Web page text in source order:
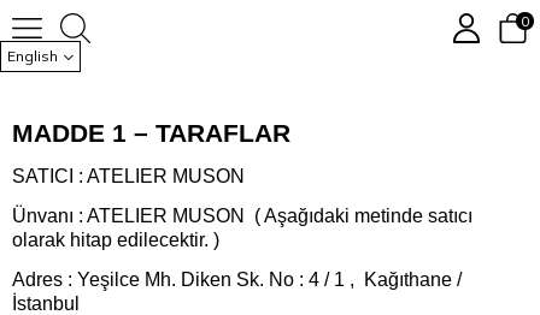
English
0
MADDE 1 – TARAFLAR
SATICI : ATELIER MUSON
Ünvanı : ATELIER MUSON ( Aşağıdaki metinde satıcı
olarak hitap edilecektir. )
Adres : Yeşilce Mh. Diken Sk. No : 4 / 1 , Kağıthane /
İstanbul